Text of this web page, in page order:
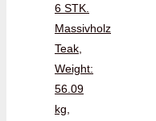
6 STK.
Massivholz
Teak,
Weight:
56.09
kg,